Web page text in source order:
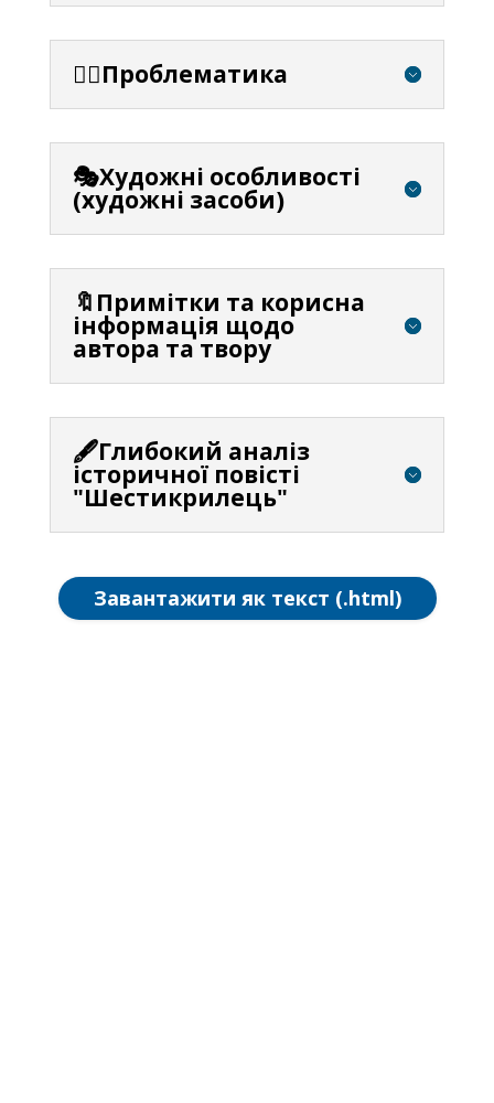
⛓️‍💥Проблематика
🎭Художні особливості
(художні засоби)
🔖Примітки та корисна
інформація щодо
автора та твору
🖋️Глибокий аналіз
історичної повісті
"Шестикрилець"
Завантажити як текст (.html)